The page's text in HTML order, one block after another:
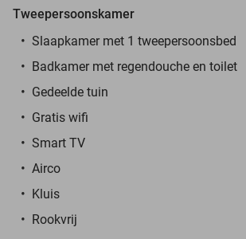
Tweepersoonskamer
Slaapkamer met 1 tweepersoonsbed
Badkamer met regendouche en toilet
Gedeelde tuin
Gratis wifi
Smart TV
Airco
Kluis
Rookvrij